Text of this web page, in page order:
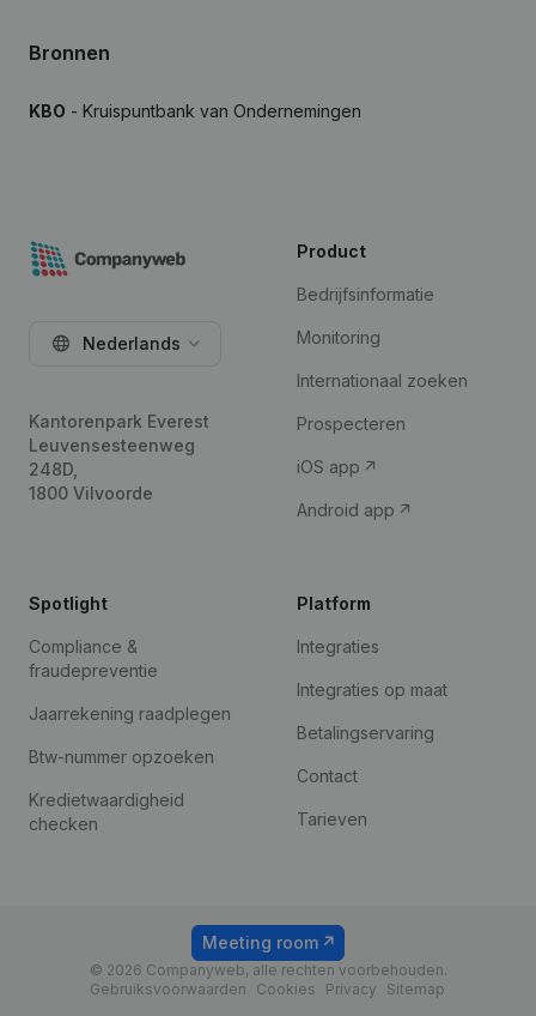
Bronnen
KBO - Kruispuntbank van Ondernemingen
Nederlands
Kantorenpark Everest
Leuvensesteenweg
248D,
1800 Vilvoorde
Product
Bedrijfsinformatie
Monitoring
Internationaal zoeken
Prospecteren
iOS app
Android app
Spotlight
Compliance &
fraudepreventie
Jaarrekening raadplegen
Btw-nummer opzoeken
Kredietwaardigheid
checken
Platform
Integraties
Integraties op maat
Betalingservaring
Contact
Tarieven
© 2026 Companyweb, alle rechten voorbehouden.
Gebruiksvoorwaarden
Cookies Privacy Sitemap
Meeting room